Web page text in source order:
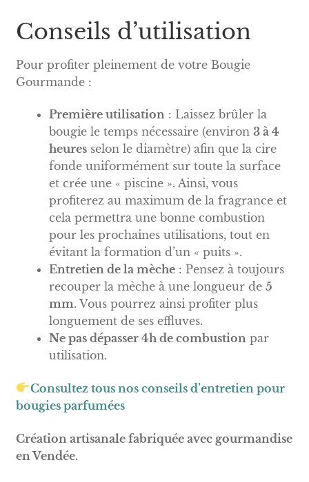
Conseils d’utilisation
Pour profiter pleinement de votre Bougie
Gourmande :
Première utilisation: Laissez brûler la
bougie le temps nécessaire (environ 3 à 4
heuresselon le diamètre) afin que la cire
fonde uniformément sur toute la surface
et crée une « piscine ». Ainsi, vous
profiterez au maximum de la fragrance et
cela permettra une bonne combustion
pour les prochaines utilisations, tout en
évitant la formation d’un « puits ».
Entretien de la mèche: Pensez à toujours
recouper la mèche à une longueur de 5
mm. Vous pourrez ainsi profiter plus
longuement de ses effluves.
Ne pas dépasser 4h de combustionpar
utilisation.
Consultez tous nos conseils d’entretien pour
bougies parfumées
Création artisanale fabriquée avec gourmandise
en Vendée.